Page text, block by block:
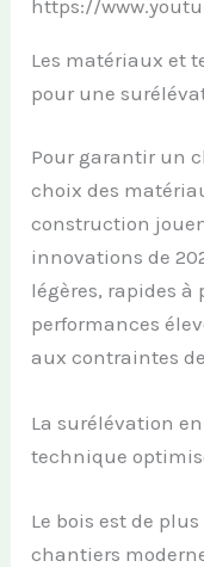
https://
Les matériaux et
pour une
Pour garantir un
choix des
construction
innovations de
légères, rapides à
performances
aux contraintes
La surélévation
technique
Le bois est de
chantiers